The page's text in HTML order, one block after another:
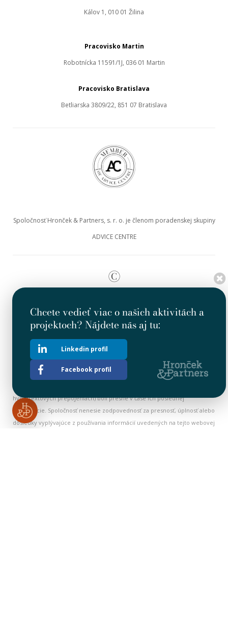
Pracovisko Martin
Robotnícka 11591/1J, 036 01 Martin
Kálov 1, 010 01 Žilina
Pracovisko Bratislava
Betliarska 3809/22, 851 07 Bratislava
Spoločnosť Hronček & Partners, s. r. o. je členom poradenskej skupiny
ADVICE CENTRE
©
Táto stránka bola vygenerovaná redakčným systémomRedSys.CMS 2.0
naum.studio
Spoločnosť vynaložila primeranú starostlivosť na to, aby zabezpečila, že
hypertextových prepojeniach) boli presné v čase ich poslednej
aktualizácie. Spoločnosť nenesie zodpovednosť za presnosť, úplnosť alebo
dôsledky vyplývajúce z používania informácií uvedených na tejto webovej
Chcete vedieť viac o našich aktivitách a
projektoch? Nájdete nás aj tu:
Linkedin profil
Facebook profil